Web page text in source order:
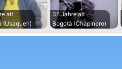
alt
(Usaquen)
35 Jahre alt
Bogotá (Chapinero)